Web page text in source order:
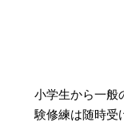
小学生から一般
験修練は随時受